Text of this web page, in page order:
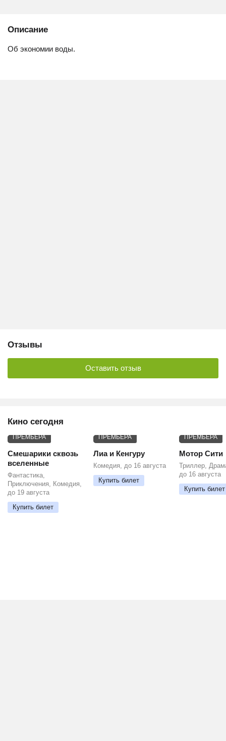
Описание
Об экономии воды.
Отзывы
Оставить отзыв
Кино сегодня
ПРЕМЬЕРА
Смешарики сквозь
вселенные
Фантастика,
Приключения, Комедия,
до 19 августа
Купить билет
ПРЕМЬЕРА
Лиа и Кенгуру
Комедия, до 16 августа
Купить билет
ПРЕМЬЕРА
Мотор Сити
Триллер,
до 16 августа
Купить билет